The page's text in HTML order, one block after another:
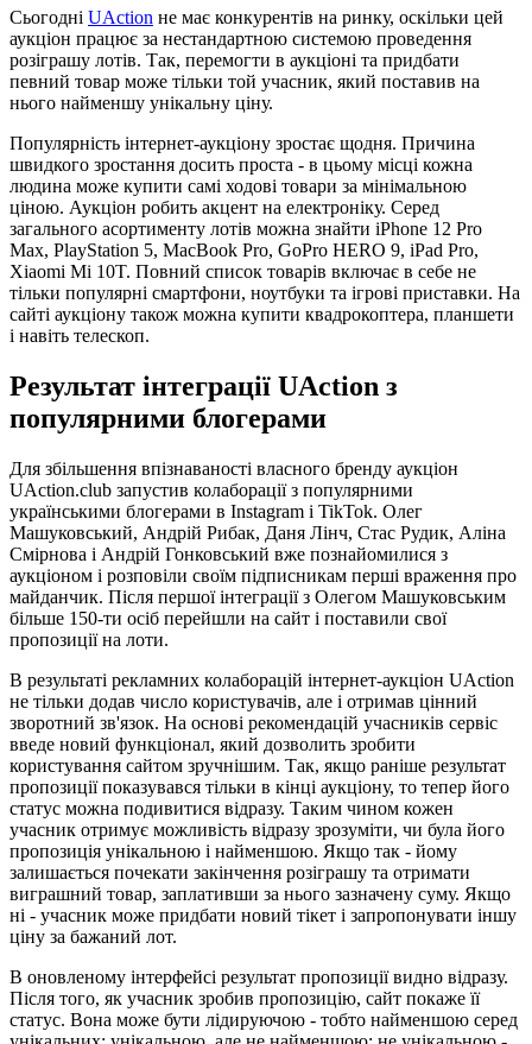
Сьогодні UAction не має конкурентів на ринку, оскільки цей
аукціон працює за нестандартною системою проведення
розіграшу лотів. Так, перемогти в аукціоні та придбати
певний товар може тільки той учасник, який поставив на
нього найменшу унікальну ціну.
Популярність інтернет-аукціону зростає щодня. Причина
швидкого зростання досить проста - в цьому місці кожна
людина може купити самі ходові товари за мінімальною
ціною. Аукціон робить акцент на електроніку. Серед
загального асортименту лотів можна знайти iPhone 12 Pro
Max, PlayStation 5, MacBook Pro, GoPro HERO 9, iPad Pro,
Xiaomi Mi 10T. Повний список товарів включає в себе не
тільки популярні смартфони, ноутбуки та ігрові приставки. На
сайті аукціону також можна купити квадрокоптера, планшети
і навіть телескоп.
Результат інтеграції UAction з
популярними блогерами
Для збільшення впізнаваності власного бренду аукціон
UAction.club запустив колаборації з популярними
українськими блогерами в Instagram і TikTok. Олег
Машуковський, Андрій Рибак, Даня Лінч, Стас Рудик, Аліна
Смірнова і Андрій Гонковський вже познайомилися з
аукціоном і розповіли своїм підписникам перші враження про
майданчик. Після першої інтеграції з Олегом Машуковським
більше 150-ти осіб перейшли на сайт і поставили свої
пропозиції на лоти.
В результаті рекламних колаборацій інтернет-аукціон UAction
не тільки додав число користувачів, але і отримав цінний
зворотний зв'язок. На основі рекомендацій учасників сервіс
введе новий функціонал, який дозволить зробити
користування сайтом зручнішим. Так, якщо раніше результат
пропозиції показувався тільки в кінці аукціону, то тепер його
статус можна подивитися відразу. Таким чином кожен
учасник отримує можливість відразу зрозуміти, чи була його
пропозиція унікальною і найменшою. Якщо так - йому
залишається почекати закінчення розіграшу та отримати
виграшний товар, заплативши за нього зазначену суму. Якщо
ні - учасник може придбати новий тікет і запропонувати іншу
ціну за бажаний лот.
В оновленому інтерфейсі результат пропозиції видно відразу.
Після того, як учасник зробив пропозицію, сайт покаже її
статус. Вона може бути лідируючою - тобто найменшою серед